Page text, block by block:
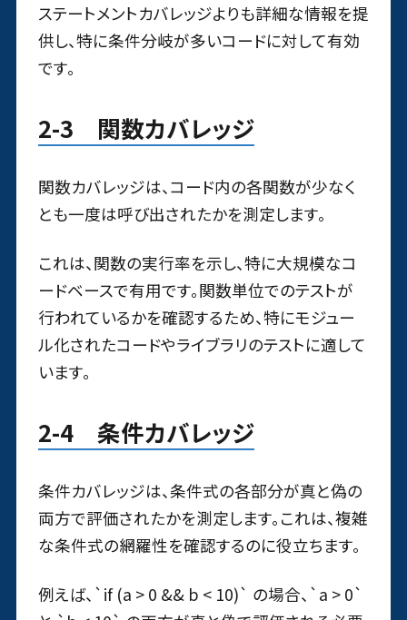
ステートメントカバレッジよりも詳細な情報を提
供し、特に条件分岐が多いコードに対して有効
です。
2-3 関数カバレッジ
関数カバレッジは、コード内の各関数が少なく
とも一度は呼び出されたかを測定します。
これは、関数の実行率を示し、特に大規模なコ
ードベースで有用です。関数単位でのテストが
行われているかを確認するため、特にモジュー
ル化されたコードやライブラリのテストに適して
います。
2-4 条件カバレッジ
条件カバレッジは、条件式の各部分が真と偽の
両方で評価されたかを測定します。これは、複雑
な条件式の網羅性を確認するのに役立ちます。
例えば、`if (a > 0 && b < 10)` の場合、`a > 0`